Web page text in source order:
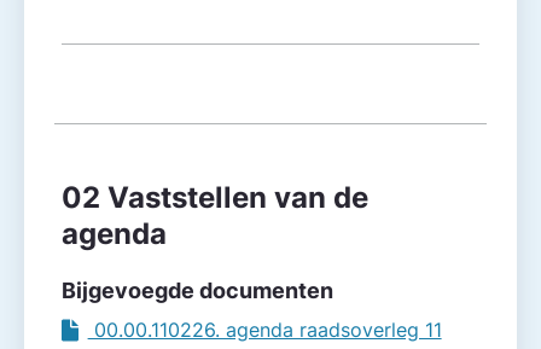
02 Vaststellen van de
agenda
Bijgevoegde documenten
00.00.110226. agenda raadsoverleg 11